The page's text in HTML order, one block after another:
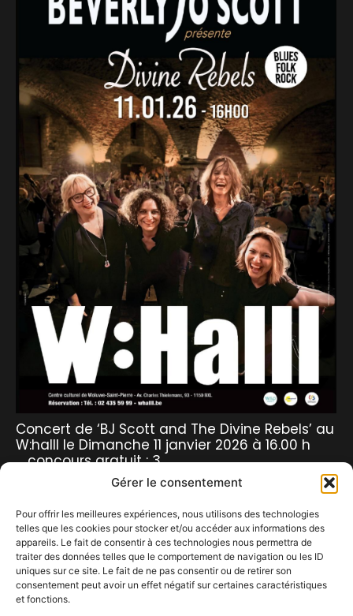
Gérer le consentement
Pour offrir les meilleures expériences, nous utilisons des technologies
telles que les cookies pour stocker et/ou accéder aux informations des
appareils. Le fait de consentir à ces technologies nous permettra de
traiter des données telles que le comportement de navigation ou les ID
uniques sur ce site. Le fait de ne pas consentir ou de retirer son
consentement peut avoir un effet négatif sur certaines caractéristiques
et fonctions.
Concert de ‘BJ Scott and The Divine Rebels’ au
W:halll le Dimanche 11 janvier 2026 à 16.00 h
… concours gratuit : 3…
Jeudi 20 août, 1er jour de festival, Teletech va